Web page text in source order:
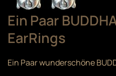
Ein Paar
EarRings
Ein Paar wunderschöne